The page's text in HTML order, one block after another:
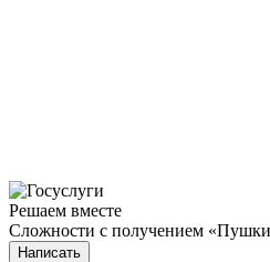
Решаем вместе
Сложности с получением
Написать